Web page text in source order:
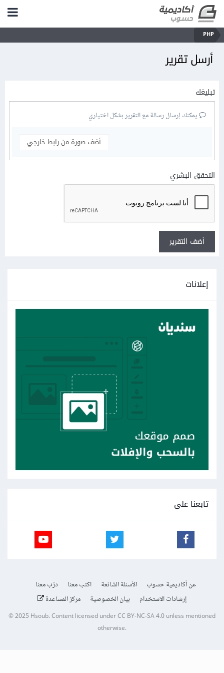
PHP
أرسل تقرير
تبليغك
يمكنك إرسال رسالة مع التقرير بشكل اختياري
أضف صورة من رابط خارجي
التحقق البشري
أضف التقرير
إعلانات
تابعنا على
عن أكاديمية حسوب الأسئلة الشائعة اكتب معنا
درّب معنا
إرشادات الاستخدام
بيان الخصوصية مركز المساعدة
© 2025 Hsoub.Content licensed underCC BY-NC-SA 4.0unless mentioned
otherwise.